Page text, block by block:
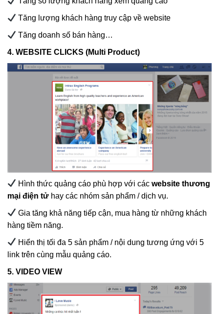
Tăng lượng khách hàng truy cập về website
Tăng doanh số bán hàng…
4. WEBSITE CLICKS (Multi Product)
Hình thức quảng cáo phù hợp với cácwebsite thương
mại điện tử hay các nhóm sản phẩm / dịch vụ.
Gia tăng khả năng tiếp cận, mua hàng từ những khách
hàng tiềm năng.
Hiển thị tối đa 5 sản phẩm / nội dung tương ứng với 5
link trên cùng mẫu quảng cáo.
5. VIDEO VIEW